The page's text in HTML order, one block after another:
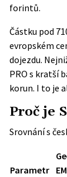
forintů.
Částku pod
evropském
dojezdu.
PRO s kratší
korun. I to je
Proč je
Srovnání s
Parametr